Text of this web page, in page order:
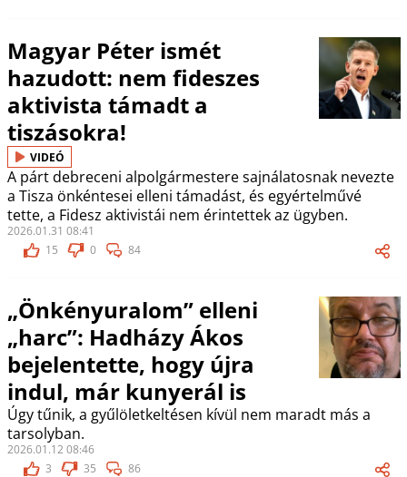
Magyar Péter ismét
hazudott: nem fideszes
aktivista támadt a
tiszásokra!
VIDEÓ
A párt debreceni alpolgármestere sajnálatosnak nevezte
a Tisza önkéntesei elleni támadást, és egyértelművé
tette, a Fidesz aktivistái nem érintettek az ügyben.
2026.01.31 08:41
15
0 84
„Önkényuralom” elleni
„harc”: Hadházy Ákos
bejelentette, hogy újra
indul, már kunyerál is
Úgy tűnik, a gyűlöletkeltésen kívül nem maradt más a
tarsolyban.
2026.01.12 08:46
3
35 86